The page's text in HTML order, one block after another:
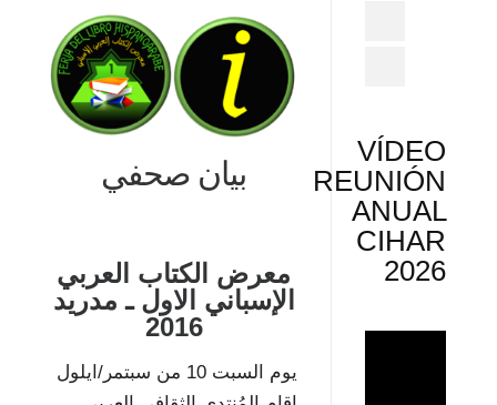
بيان صحفي
معرض الكتاب العربي
الإسباني الاول ـ مدريد
2016
يوم السبت 10 من سبتمر/ايلول
VÍDEO
REUNIÓN
ANUAL
CIHAR
2026